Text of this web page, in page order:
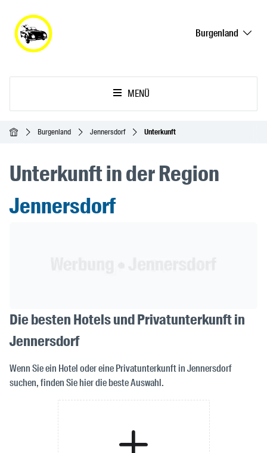
Burgenland
MENÜ
StartseiteBurgenland Jennersdorf Unterkunft
Unterkunft in der Region
Jennersdorf
Die besten Hotels und Privatunterkunft in
Jennersdorf
Wenn Sie ein Hotel oder eine Privatunterkunft in Jennersdorf
suchen, finden Sie hier die beste Auswahl.